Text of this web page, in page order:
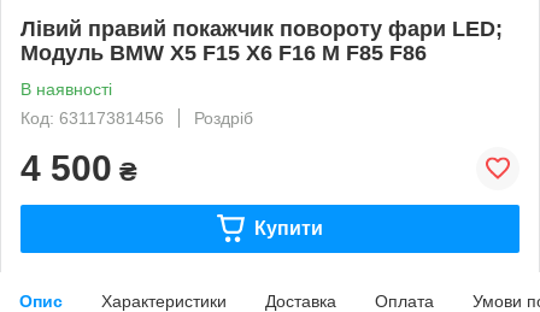
Лівий правий покажчик повороту фари LED;
Модуль BMW X5 F15 X6 F16 M F85 F86
В наявності
Код: 63117381456
Роздріб
4 500 ₴
Купити
Опис Характеристики Доставка Оплата Умови